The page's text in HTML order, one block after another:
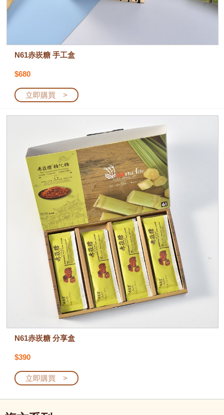
N61赤崁糖 手工盒
$680
立即購買 >
N61赤崁糖 分享盒
$390
立即購買 >